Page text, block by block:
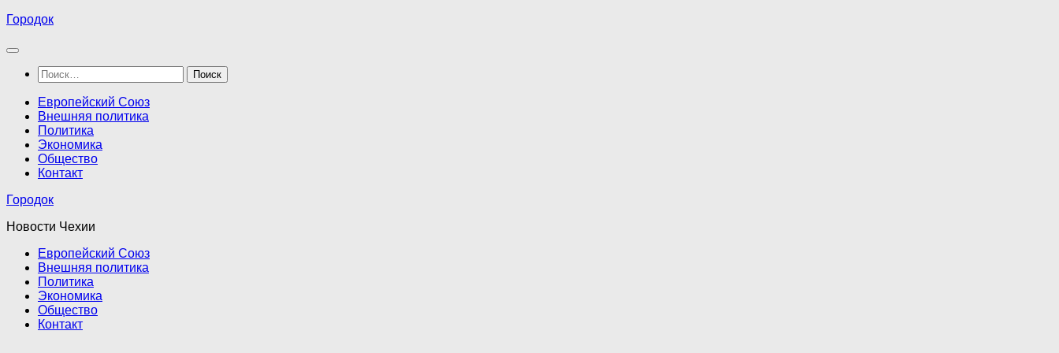
Перейти
содержимому
Городок
Найти:
Европейский Союз
Внешняя политика
Политика
Экономика
Общество
Контакт
Городок
Новости Чехии
Европейский Союз
Внешняя политика
Политика
Экономика
Общество
Контакт